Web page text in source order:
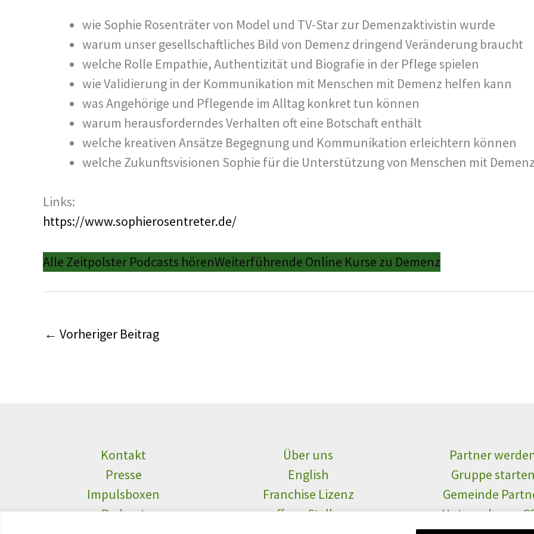
wie Sophie Rosenträter von Model und TV-Star zur Demenzaktivistin wurde
warum unser gesellschaftliches Bild von Demenz dringend Veränderung braucht
welche Rolle Empathie, Authentizität und Biografie in der Pflege spielen
wie Validierung in der Kommunikation mit Menschen mit Demenz helfen kann
was Angehörige und Pflegende im Alltag konkret tun können
warum herausforderndes Verhalten oft eine Botschaft enthält
welche kreativen Ansätze Begegnung und Kommunikation erleichtern können
welche Zukunftsvisionen Sophie für die Unterstützung von Menschen mit
Links:
https://www.sophierosentreter.de/
Alle Zeitpolster Podcasts hörenWeiterführende Online Kurse zu Demenz
← Vorheriger Beitrag
Kontakt
Presse
Impulsboxen
Podcast
Über uns
English
Franchise Lizenz
offene Stellen
Partner
Gruppe
Gemeinde
Unternehmen